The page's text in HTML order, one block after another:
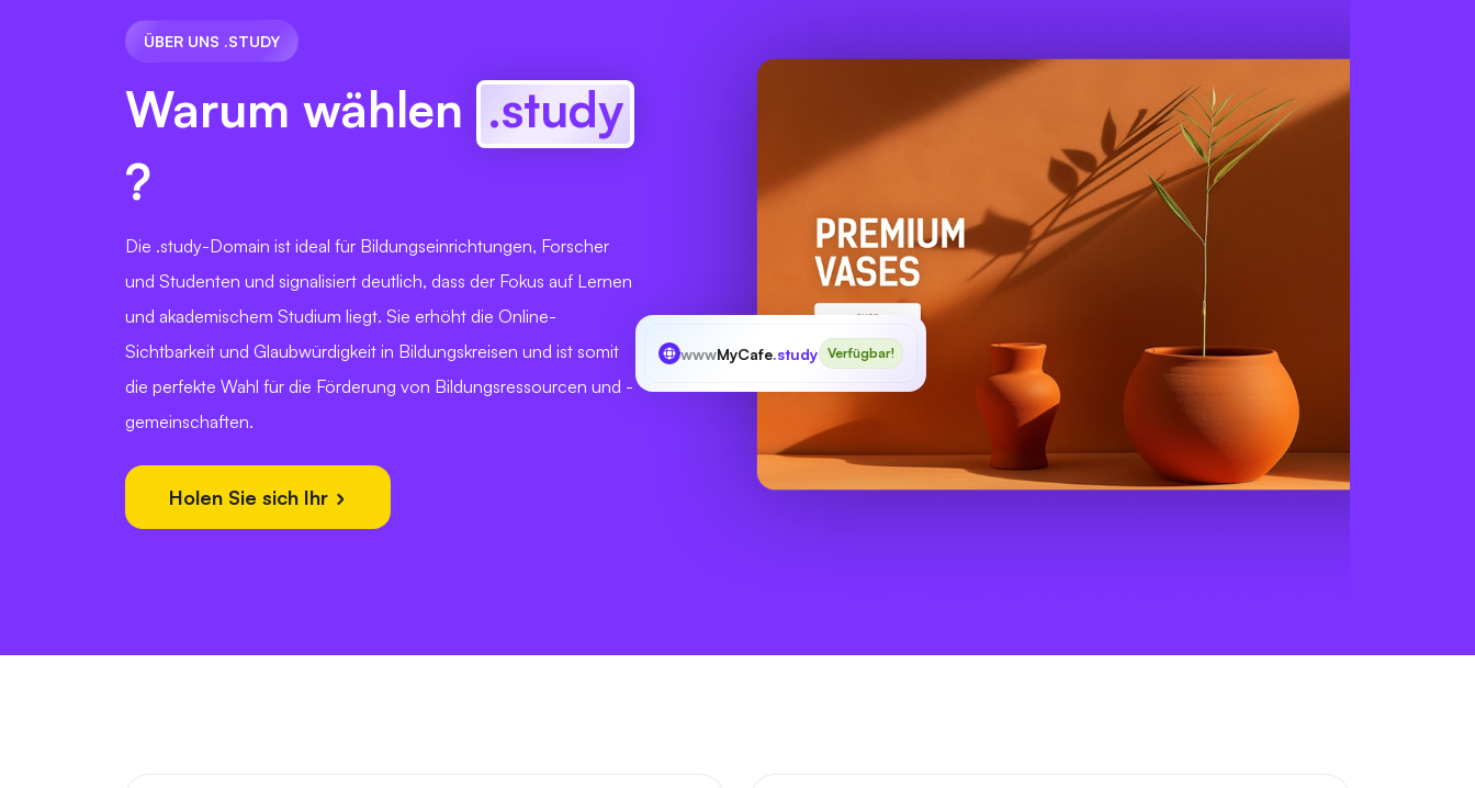
ÜBER UNS .STUDY
Warum wählen .study
?
Die .study-Domain ist ideal für Bildungseinrichtungen, Forscher
und Studenten und signalisiert deutlich, dass der Fokus auf Lernen
und akademischem Studium liegt. Sie erhöht die Online-
Sichtbarkeit und Glaubwürdigkeit in Bildungskreisen und ist somit
die perfekte Wahl für die Förderung von Bildungsressourcen und -
gemeinschaften.
Holen Sie sich Ihr
wwwMyCafe.study Verfügbar!